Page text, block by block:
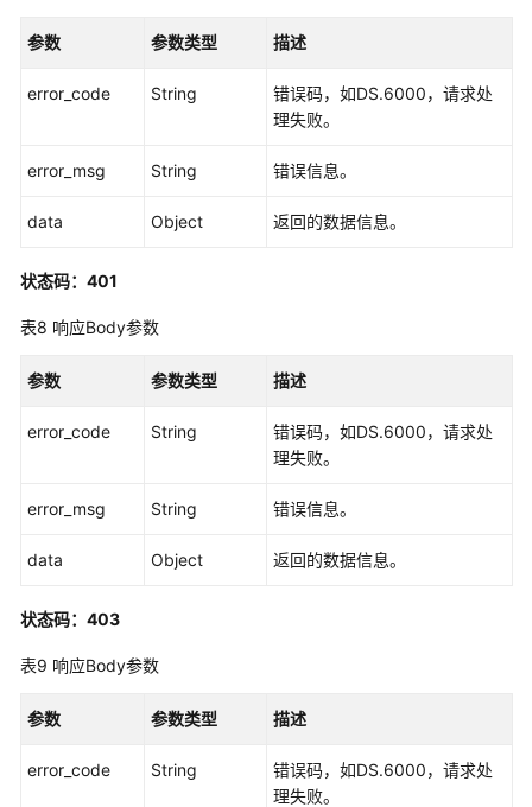
-
标
口
指
参数 参数类型 描述
error_code String
错误码，如DS.6000，请求处
理失败。
error_msg String 错误信息。
data Object 返回的数据信息。
状态码：401
表8 响应Body参数
参数 参数类型 描述
error_code String
错误码，如DS.6000，请求处
理失败。
error_msg String 错误信息。
data Object 返回的数据信息。
状态码：403
表9 响应Body参数
参数 参数类型 描述
error_code String
错误码，如DS.6000，请求处
理失败。